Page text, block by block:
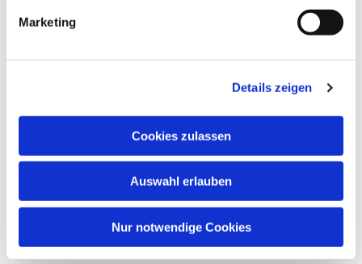
Marketing
Details zeigen
Cookies zulassen
Auswahl erlauben
Nur notwendige Cookies